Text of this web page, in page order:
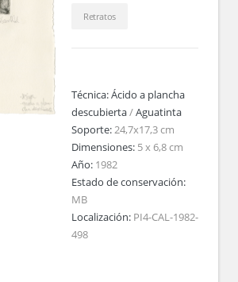
Retratos
Técnica:Ácido a plancha
descubierta/Aguatinta
Soporte:24,7x17,3 cm
Dimensiones: 5 x 6,8 cm
Año: 1982
Estado de conservación:
MB
Localización: PI4-CAL-1982-
498